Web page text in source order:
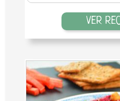
VER